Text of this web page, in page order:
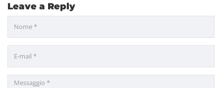
Leave a Reply